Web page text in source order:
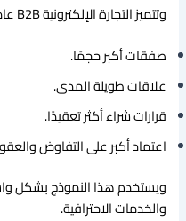
وتتميز التجارة الإلكترونية B2B عادةً بما يلي:
صفقات أكبر حجمًا.
علاقات طويلة المدى.
قرارات شراء أكثر تعقيدًا.
اعتماد أكبر على التفاوض
ويستخدم هذا النموذج بشكل
والخدمات الاحترافية.